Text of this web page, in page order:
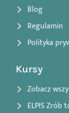
Blog
Regulamin
Polityka
Kursy
Zobacz
ELPIS Zrób